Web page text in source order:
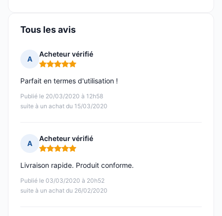
Tous les avis
A
Acheteur vérifié
Note : 5 sur 5
Publié le 20/03/2020 à 12h58
suite à un achat du 15/03/2020
Parfait en termes d'utilisation !
A
Acheteur vérifié
Note : 5 sur 5
Publié le 03/03/2020 à 20h52
suite à un achat du 26/02/2020
Livraison rapide. Produit conforme.